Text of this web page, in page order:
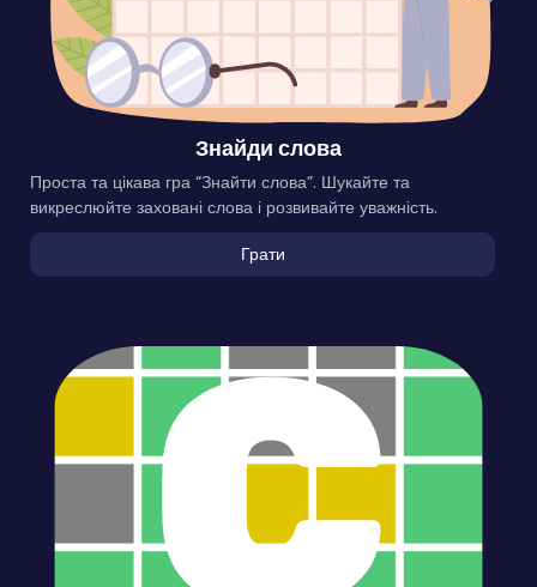
Знайди слова
Проста та цікава гра “Знайти слова”. Шукайте та
викреслюйте заховані слова і розвивайте уважність.
Грати